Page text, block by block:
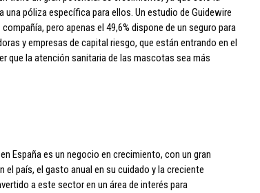
póliza específica para ellos. Un estudio de Guidewire
pero apenas el 49,6% dispone de un seguro para
y empresas de capital riesgo, que están entrando en el
que la atención sanitaria de las mascotas sea más
España es un negocio en crecimiento, con un gran
país, el gasto anual en su cuidado y la creciente
a este sector en un área de interés para